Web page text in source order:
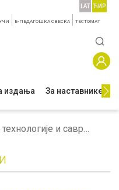
Е-ПЕДАГОШКА СВЕСКА TЕСТОМАТ
LAT ЋИР
издања За наставнике
Нове технологије и савремена наставна средства у образовању